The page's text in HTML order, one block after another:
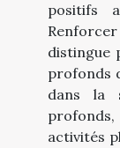
positifs
distingue
profonds
dans la
activités